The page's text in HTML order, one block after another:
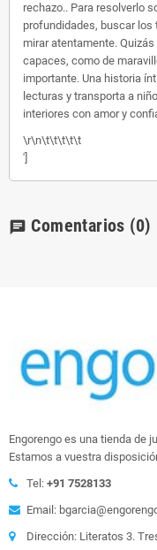
rechazo.. Para resolverlo
profundidades, buscar
mirar atentamente.
capaces, como de
importante. Una historia
lecturas y transporta a
interiores con amor y
\r\n\t\t\t\t\t
']
chat Comentarios (0)
Engorengo es una tienda de
Estamos a vuestra
Tel: +91 7528133
Email:
Dirección: Literatos 3.